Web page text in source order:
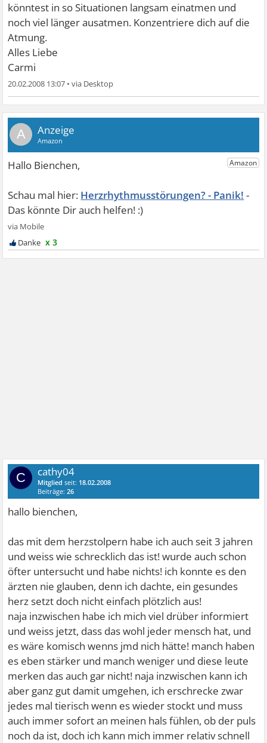
könntest in so Situationen langsam einatmen und
noch viel länger ausatmen. Konzentriere dich auf die
Atmung.
Alles Liebe
Carmi
20.02.2008 13:07 •
A
Herzrhythmusstörungen? - Panik!
x 3
C cathy04
Mitglied seit: 18.02.2008
Beiträge:26
hallo bienchen,
das mit dem herzstolpern habe ich auch seit 3 jahren
und weiss wie schrecklich das ist! wurde auch schon
öfter untersucht und habe nichts! ich konnte es den
ärzten nie glauben, denn ich dachte, ein gesundes
herz setzt doch nicht einfach plötzlich aus!
naja inzwischen habe ich mich viel drüber informiert
und weiss jetzt, dass das wohl jeder mensch hat, und
es wäre komisch wenns jmd nich hätte! manch haben
es eben stärker und manch weniger und diese leute
merken das auch gar nicht! naja inzwischen kann ich
aber ganz gut damit umgehen, ich erschrecke zwar
jedes mal tierisch wenn es wieder stockt und muss
auch immer sofort an meinen hals fühlen, ob der puls
noch da ist, doch ich kann mich immer relativ schnell